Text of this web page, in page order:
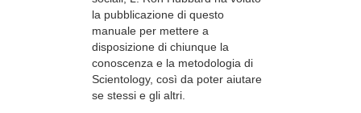
la pubblicazione di questo
manuale per mettere a
disposizione di chiunque la
conoscenza e la metodologia di
Scientology, così da poter aiutare
se stessi e gli altri.